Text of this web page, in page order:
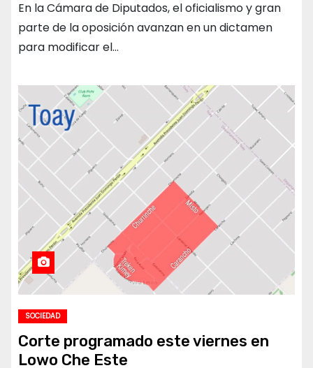
En la Cámara de Diputados, el oficialismo y gran
parte de la oposición avanzan en un dictamen
para modificar el…
SOCIEDAD
Corte programado este viernes en
Lowo Che Este